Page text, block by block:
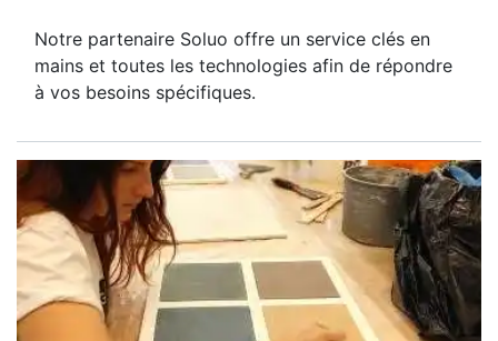
Notre partenaire Soluo offre un service clés en
mains et toutes les technologies afin de répondre
à vos besoins spécifiques.